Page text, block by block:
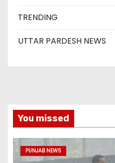
TRENDING
UTTAR PARDESH NEWS
You missed
PUNJAB NEWS